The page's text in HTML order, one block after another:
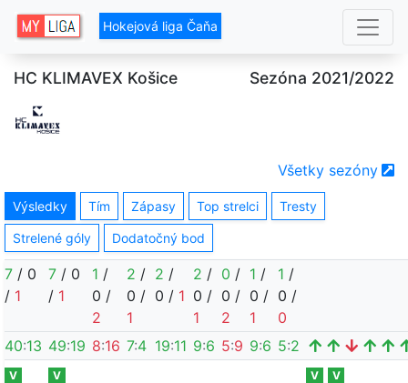
Hokejová liga Čaňa
HC KLIMAVEX Košice Sezóna 2021/2022
Všetky sezóny
Výsledky Tím Zápasy Top strelci Tresty
Strelené góly Dodatočný bod
7 / 0
/ 1
7 / 0
/ 1
1 /
0 /
2
2 /
0 /
1
2 /
0 / 1
2 /
0 /
1
0 /
0 /
2
1 /
0 /
1
1 /
0 /
0
40:13 49:19 8:16 7:4 19:11 9:6 5:9 9:6 5:2
V V V V